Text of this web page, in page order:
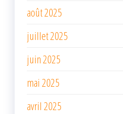
août 2025
juillet 2025
juin 2025
mai 2025
avril 2025